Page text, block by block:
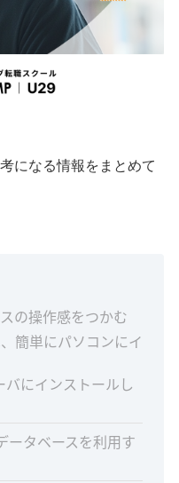
になる情報をまとめて
の操作感をつかむ
簡単にパソコンにイ
にインストールし
ータベースを利用す